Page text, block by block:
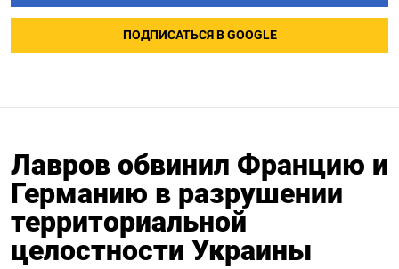
ПОДПИСАТЬСЯ В GOOGLE
Лавров обвинил Францию и
Германию в разрушении
территориальной
целостности Украины